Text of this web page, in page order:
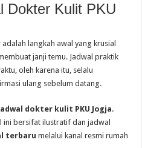
Dokter Kulit PKU
langkah awal yang krusial
janji temu. Jadwal praktik
oleh karena itu, selalu
ulang sebelum datang.
dokter kulit PKU Jogja.
ini bersifat ilustratif dan jadwal
terbaru melalui kanal resmi rumah